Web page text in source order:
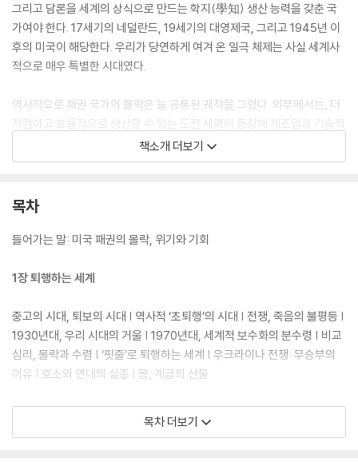
그리고 담론을 세계의 상식으로 만드는 학지(學知) 생산 능력을 갖춘 국
가여야 한다. 17세기의 네덜란드, 19세기의 대영제국, 그리고 1945년 이
후의 미국이 해당한다. 우리가 당연하게 여겨 온 일극 체제는 사실 세계사
적으로 매우 특별한 시대였다.
역사적으로 패권 국가의 몰락은 늘 공통된 궤적을 그렸다. 외부에서는, 더
저렴하고 효율적으로 생산할 수 있는 도전 세력이 등장해 제조업과 기술적
우위를 무너뜨린다. 내부에서는, 누적된 불만을 더 이상 억제하기 힘들어
진다. 게다가 기존 집권층은 여기에 제대로 대응하지 못하고 어설픈 시도
고 있다. 물론 막강한 군사적 네트워크와 금융 시장에서의 영향력은 당분
저물고 세계사는 다시 ‘기존 궤도’로 귀환하고 있다. 영토와 자원을 둘러싼
의 공백기에서 우리는 어떻게 살아남아야 할까?
‘팍스 아메리카나(Pax Americana)’의 위기는 곧 미국과 동반 국가인 대
한민국의 위기이기도 하다. 하지만 소련 출신 지식인으로 냉철한 외부자의
시선과 뜨거운 내부자의 비판 정신으로 한국 사회와 세계사의 이면을 날카
롭게 분석해 온 박노자 교수는 이 불확실성의 시대를 ‘위기’인 동시에 거대
미나 맹목적인 반미를 넘어, 미국 패권의 계보와 그 쇠락의 메커니즘을 냉
철하게 통찰해야 한다. 신간 『야만 시대의 귀환』은 미국 패권의 태동부터
책소개 더보기
목차
들어가는 말: 미국 패권의 몰락, 위기와 기회
1장 퇴행하는 세계
중고의 시대, 퇴보의 시대 | 역사적 ‘초퇴행’의 시대 | 전쟁, 죽음의 불평등 |
1930년대, 우리 시대의 거울 | 1970년대, 세계적 보수화의 분수령 | 비교
심리, 몰락과 수렴 | ‘핏줄’로 퇴행하는 세계 | 우크라이나 전쟁: 무승부의
이유 | 호소와 연대의 실종 | 몸, 계급의 산물
2장 미국은 왜 그럴까
목차 더보기